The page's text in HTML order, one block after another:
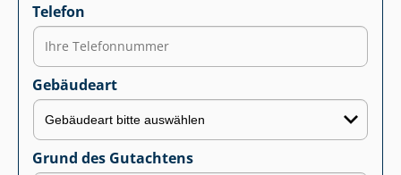
Telefon
Gebäudeart
Grund des Gutachtens